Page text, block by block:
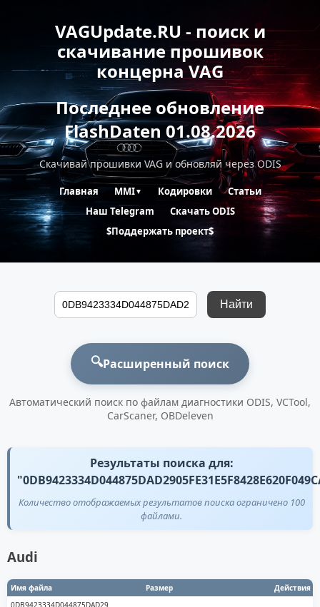
VAGUpdate.RU - поиск и
скачивание прошивок
концерна VAG
Последнее обновление
FlashDaten 01.08.2026
Скачивай прошивки VAG и обновляй через ODIS
Главная MMI▼ Кодировки
Статьи
Наш Telegram
Скачать ODIS
$Поддержать проект$
Найти
🔍Расширенный поиск
Автоматический поиск по файлам диагностики ODIS, VCTool,
CarScaner, OBDeleven
Результаты поиска для:
Количество отображаемых результатов поиска ограничено 100
файлами.
Audi
Имя файла Размер
Действия
0DB9423334D044875DAD29